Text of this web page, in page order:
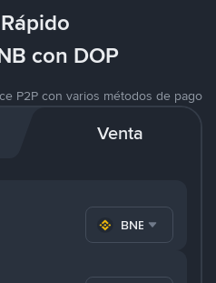
con DOP
P2P con varios métodos de pago
Venta
BNB